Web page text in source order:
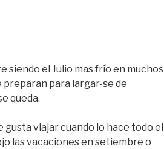
siendo el Julio mas frío en muchos
preparan para largar-se de
queda.
gusta viajar cuando lo hace todo el
las vacaciones en setiembre o